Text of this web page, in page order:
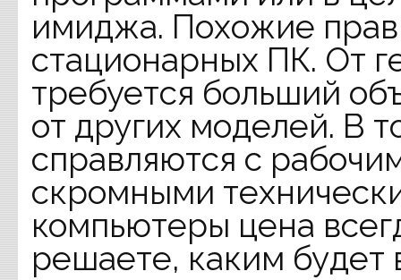
имиджа. Похожие
стационарных ПК. От
требуется больший
от других моделей. В
справляются с
скромными
компьютеры цена
решаете, каким будет